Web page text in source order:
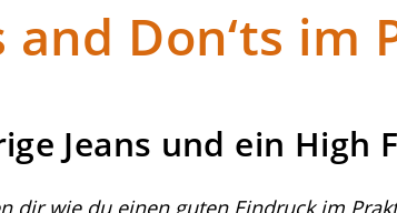
and Don‘ts im
Jeans und ein High
dir wie du einen guten Eindruck im